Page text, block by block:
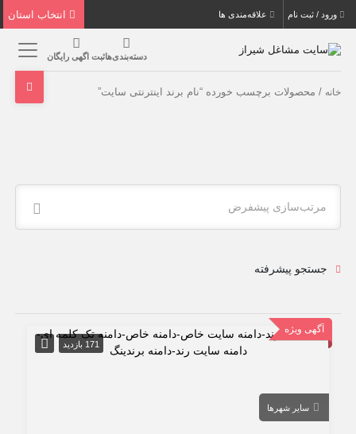
ورود / ثبت نام علاقه‌مندی ها
دسته‌بندی‌هاثبت اگهی رایگان
خانه / محصولات برچسب خورده “نام برند اینترنتی سایت”
مرتب‌سازی پیشفرض
جستجو پیشرفته
آگهی ویژه
171 بازدید
سایر شهرها